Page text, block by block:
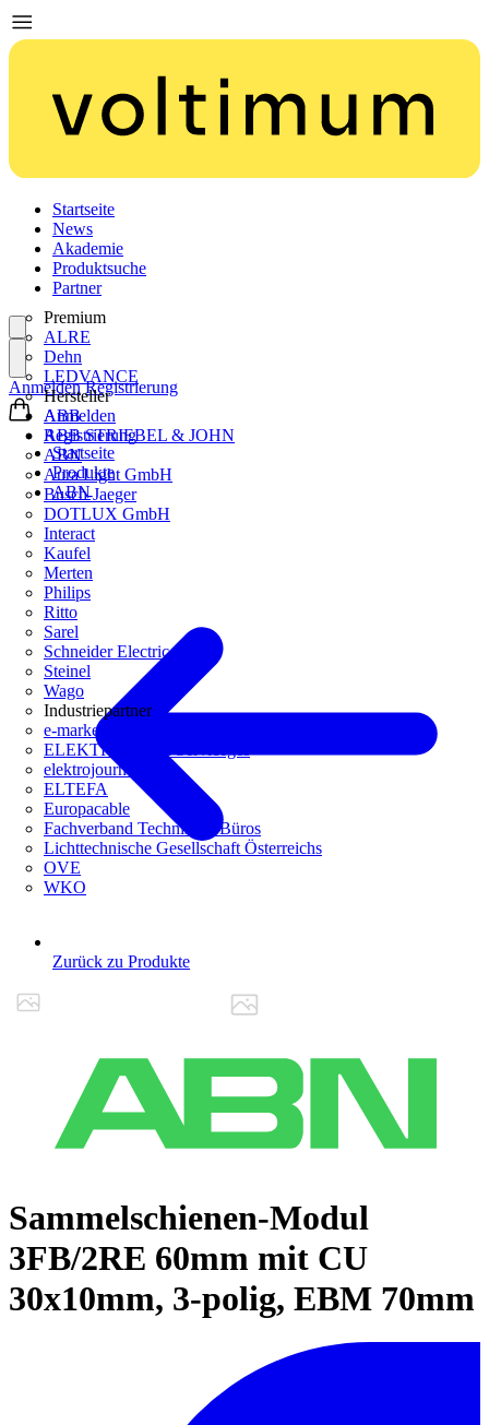
Startseite
News
Akademie
Produktsuche
Partner
Premium
ALRE
Dehn
LEDVANCE
Hersteller
ABB
ABB STRIEBEL & JOHN
ABN
Aura Light GmbH
Busch-Jaeger
DOTLUX GmbH
Interact
Kaufel
Merten
Philips
Ritto
Sarel
Schneider Electric
Steinel
Wago
Industriepartner
e-marke
ELEKTRO Daten Serviceges
elektrojournal
ELTEFA
Europacable
Fachverband Technische Büros
Lichttechnische Gesellschaft Österreichs
OVE
WKO
Anmelden
Registrierung
Anmelden Registrierung
Startseite
Produkte
ABN
Zurück zu Produkte
Sammelschienen-Modul
3FB/2RE 60mm mit CU
30x10mm, 3-polig, EBM 70mm